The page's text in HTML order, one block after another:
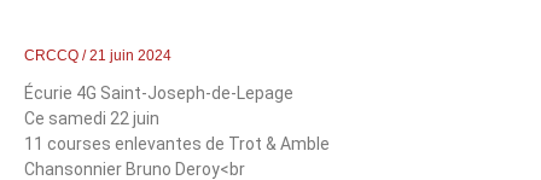
CRCCQ 21 juin 2024
Écurie 4G Saint-Joseph-de-Lepage
Ce samedi 22 juin
11 courses enlevantes de Trot & Amble
Chansonnier Bruno Deroy<br